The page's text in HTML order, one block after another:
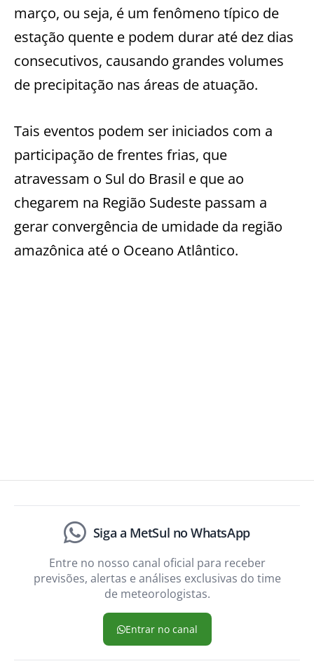
março, ou seja, é um fenômeno típico de
estação quente e podem durar até dez dias
consecutivos, causando grandes volumes
de precipitação nas áreas de atuação.
Tais eventos podem ser iniciados com a
participação de frentes frias, que
atravessam o Sul do Brasil e que ao
chegarem na Região Sudeste passam a
gerar convergência de umidade da região
amazônica até o Oceano Atlântico.
Siga a MetSul no WhatsApp
Entre no nosso canal oficial para receber
previsões, alertas e análises exclusivas do time
de meteorologistas.
Entrar no canal